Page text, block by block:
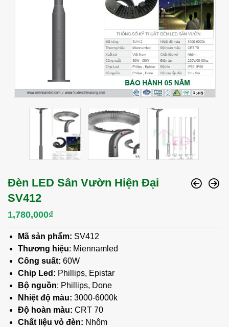
Đèn LED Sân Vườn Hiện Đại
SV412
1,780,000₫
Mã sản phẩm: SV412
Thương hiệu: Miennamled
Công suất: 60W
Chip Led: Phillips, Epistar
Bộ nguồn: Phillips, Done
Nhiệt độ màu: 3000-6000k
Độ hoàn màu: CRT 70
Chất liệu vỏ đèn: Nhôm